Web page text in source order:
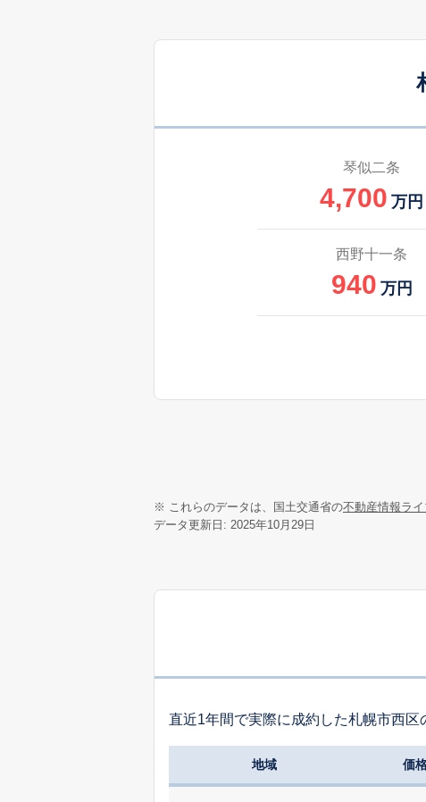
琴似二条
4,700 万円
西野十一条
940 万円
※ これらのデータは、国土交通省の不動産情報ライ
データ更新日: 2025年10月29日
直近1年間で実際に成約した札幌市西区
地域 価